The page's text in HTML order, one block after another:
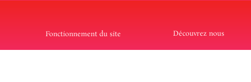
Fonctionnement du site Découvrez nous